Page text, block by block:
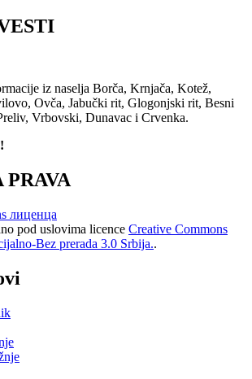
iz naselja Borča, Krnjača, Kotež,
Ovča, Jabučki rit, Glogonjski rit, Besni
Vrbovski, Dunavac i Crvenka.
PRAVA
pod uslovima licence Creative Commons
Bez prerada 3.0 Srbija..